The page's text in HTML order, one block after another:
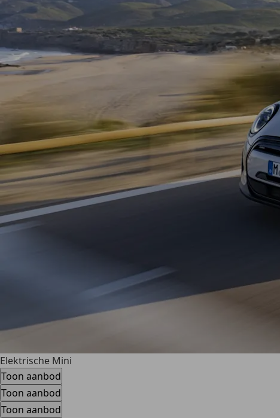
Elektrische Mini
Toon aanbod
Toon aanbod
Toon aanbod